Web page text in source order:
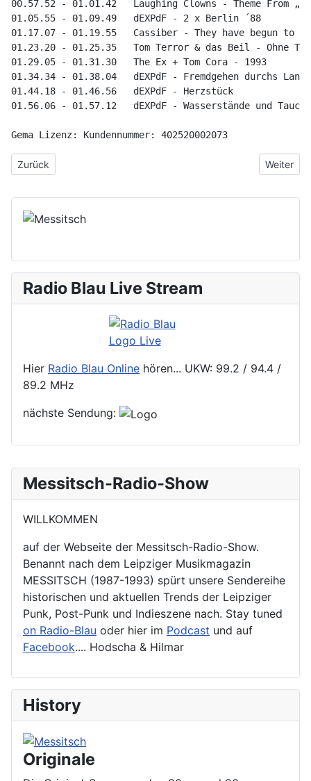
Messitsch-Radio-Show
WILLKOMMEN
auf der Webseite der Messitsch-Radio-Show.
Benannt nach dem Leipziger Musikmagazin
MESSITSCH (1987-1993) spürt unsere Sendereihe
historischen und aktuellen Trends der Leipziger
Punk, Post-Punk und Indieszene nach. Stay tuned
on Radio-Blau oder hier im Podcast und auf
Facebook.... Hodscha & Hilmar
History
Originale
00.57.52 - 01.01.42   Laughing Clowns - Theme From
01.05.55 - 01.09.49   dEXPdF - 2 x Berlin ´88
01.17.07 - 01.19.55   Cassiber - They have begun to
01.23.20 - 01.25.35   Tom Terror & das Beil - Ohne
01.29.05 - 01.31.30   The Ex + Tom Cora - 1993
01.34.34 - 01.38.04   dEXPdF - Fremdgehen durchs Land
01.44.18 - 01.46.56   dEXPdF - Herzstück
01.56.06 - 01.57.12   dEXPdF - Wasserstände und
Gema Lizenz: Kundennummer: 402520002073
Vorheriger Beitrag: 12. Sendung - Kai-Uwe Kohlschmidt -
Zurück Nächster
Weiter
Radio Blau Live Stream
Hier Radio Blau Online hören... UKW: 99.2 / 94.4 /
89.2 MHz
nächste Sendung: